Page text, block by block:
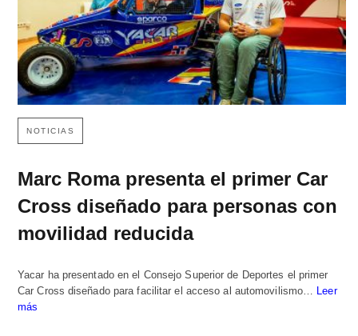
NOTICIAS
Marc Roma presenta el primer Car
Cross diseñado para personas con
movilidad reducida
Yacar ha presentado en el Consejo Superior de Deportes el primer
Car Cross diseñado para facilitar el acceso al automovilismo… Leer
más